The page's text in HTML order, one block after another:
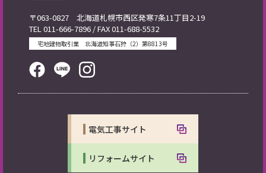
〒063-0827 北海道札幌市西区発寒7条11丁目2-19
TEL 011-666-7896 / FAX 011-688-5532
宅地建物取引業 北海道知事石狩（2）第8813号
電気工事サイト
リフォームサイト